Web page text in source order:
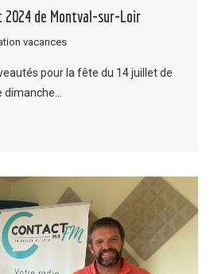
de Montval-sur-Loir
vacances
pour la fête du 14 juillet de
dimanche…